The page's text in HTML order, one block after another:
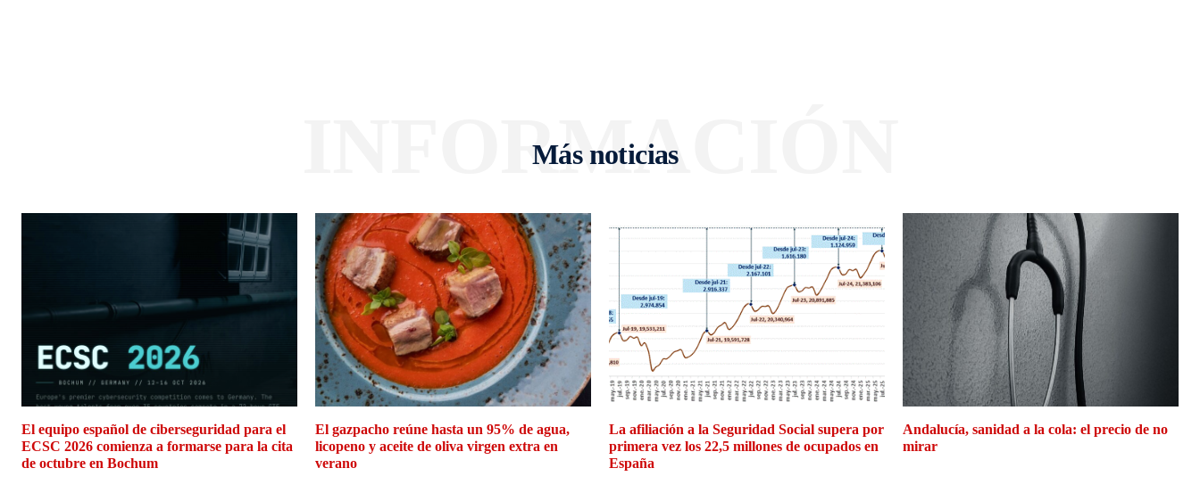
Más noticias
INFORMACIÓN
El equipo español de ciberseguridad para el
ECSC 2026 comienza a formarse para la cita
de octubre en Bochum
El gazpacho reúne hasta un 95% de agua,
licopeno y aceite de oliva virgen extra en
verano
La afiliación a la Seguridad Social supera por
primera vez los 22,5 millones de ocupados en
España
Andalucía, sanidad a la cola: el precio de no
mirar